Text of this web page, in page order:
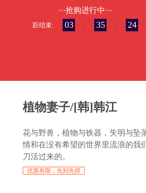
···抢购进行中···
距结束: 03 : 35 : 23
植物妻子/[韩]韩江
花与野兽，植物与铁器，失明与坠
情和在没有希望的世界里流浪的我
刀活过来的。
优惠有限，先到先得